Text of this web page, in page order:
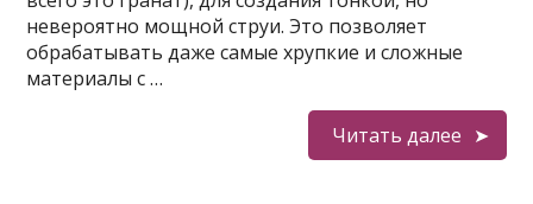
невероятно мощной струи. Это позволяет
обрабатывать даже самые хрупкие и сложные
материалы с …
Читать далее